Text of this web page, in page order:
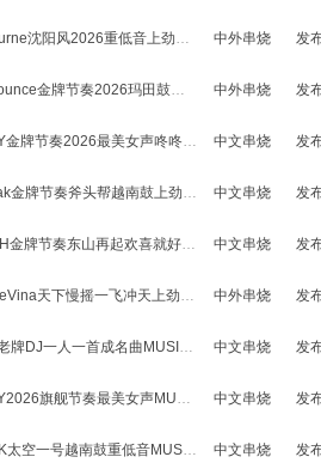
DJ大宝-中英文Melbourne沈阳风2026重低音上劲风暴MUSIC慢摇大碟 中外串烧 发
DJ大宝-中英文VinaBounce金牌节奏2026玛田鼓重低音Music慢摇大碟（风驰版） 中外串烧 发
DJ大宝-全中文FUNKY金牌节奏2026最美女声咚咚咚MUSIC慢摇大碟 中文串烧 发
DJ大宝-全中文VinaLak金牌节奏斧头帮越南鼓上劲风暴MUSIC慢摇大碟 中文串烧 发
DJ大宝-全闽南语FKPH金牌节奏东山再起欢喜就好咚咚咚MUSIC慢摇大碟 中文串烧 发
DJ大宝-中英文BounceVina天下慢摇一飞冲天上劲风暴Music电音大碟 中外串烧 发
DJ大宝-全中文CLUB老牌DJ一人一首成名曲MUSIC慢摇大碟 中文串烧 发
DJ大宝-全中文FUNKY2026旗舰节奏最美女声MUSIC慢摇大碟 中文串烧 发
DJ大宝-全中文LAK·FK太空一号越南鼓重低音MUSIC慢摇大碟 中文串烧 发